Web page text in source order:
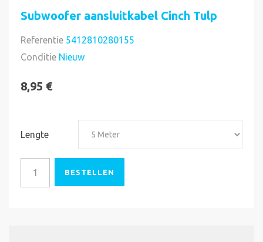
Subwoofer aansluitkabel Cinch Tulp
Referentie 5412810280155
Conditie Nieuw
8,95 €
Lengte
BESTELLEN